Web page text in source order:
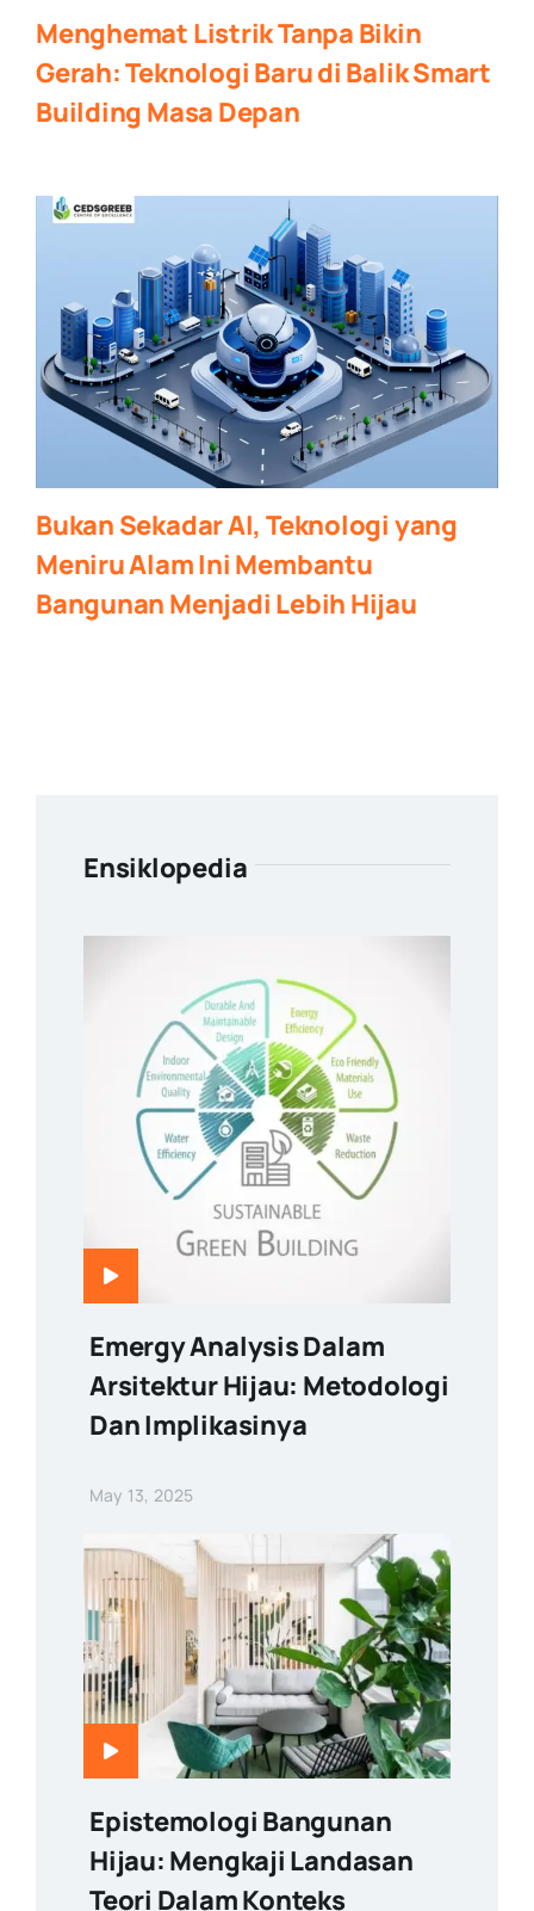
Menghemat Listrik Tanpa Bikin
Gerah: Teknologi Baru di Balik Smart
Building Masa Depan
Bukan Sekadar AI, Teknologi yang
Meniru Alam Ini Membantu
Bangunan Menjadi Lebih Hijau
Ensiklopedia
Emergy Analysis Dalam
Arsitektur Hijau: Metodologi
Dan Implikasinya
May 13, 2025
Epistemologi Bangunan
Hijau: Mengkaji Landasan
Teori Dalam Konteks